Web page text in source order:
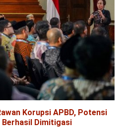
Korupsi APBD, Potensi
Berhasil Dimitigasi